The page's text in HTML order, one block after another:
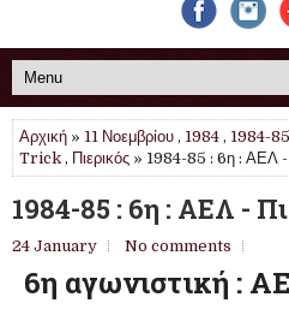
Αρχική » 11 Νοεμβρίου , 1984 , 1984-85
Trick , Πιερικός » 1984-85 : 6η : ΑΕΛ -
1984-85 : 6η : ΑΕΛ -
24 January No comments
6η αγωνιστική :